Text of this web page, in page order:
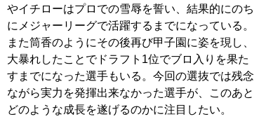
やイチローはプロでの雪辱を誓い、結果的にのち
にメジャーリーグで活躍するまでになっている。
また筒香のようにその後再び甲子園に姿を現し、
大暴れしたことでドラフト1位でブロ入りを果た
すまでになった選手もいる。今回の選抜では残念
ながら実力を発揮出来なかった選手が、このあと
どのような成長を遂げるのかに注目したい。